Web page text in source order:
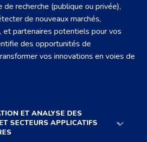
de recherche (publique ou privée),
de nouveaux marchés,
et partenaires potentiels pour vos
des opportunités de
vos innovations en voies de
ET ANALYSE DES
SECTEURS APPLICATIFS